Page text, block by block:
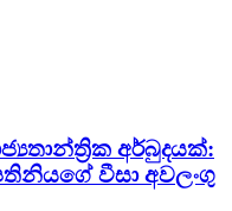
අර්බුදයක්:
වීසා අවලංගු